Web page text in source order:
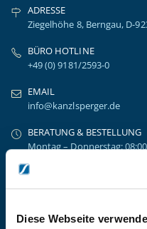
Diese Webseite
ADRESSE
Ziegelhöhe 8, Berngau, D-
BÜRO HOTLINE
+49 (0) 9181/2593-0
EMAIL
info@kanzlsperger.de
BERATUNG & BESTELLUNG
Montag – Donnerstag:
UNTERNEHMEN
Kontaktieren Sie uns